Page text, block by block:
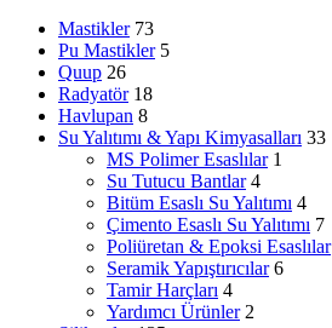
Mastikler 73
Pu Mastikler 5
Quup 26
Radyatör 18
Havlupan 8
Su Yalıtımı & Yapı Kimyasalları 33
MS Polimer Esaslılar 1
Su Tutucu Bantlar 4
Bitüm Esaslı Su Yalıtımı 4
Çimento Esaslı Su Yalıtımı 7
Poliüretan & Epoksi Esaslılar
Seramik Yapıştırıcılar 6
Tamir Harçları 4
Yardımcı Ürünler 2